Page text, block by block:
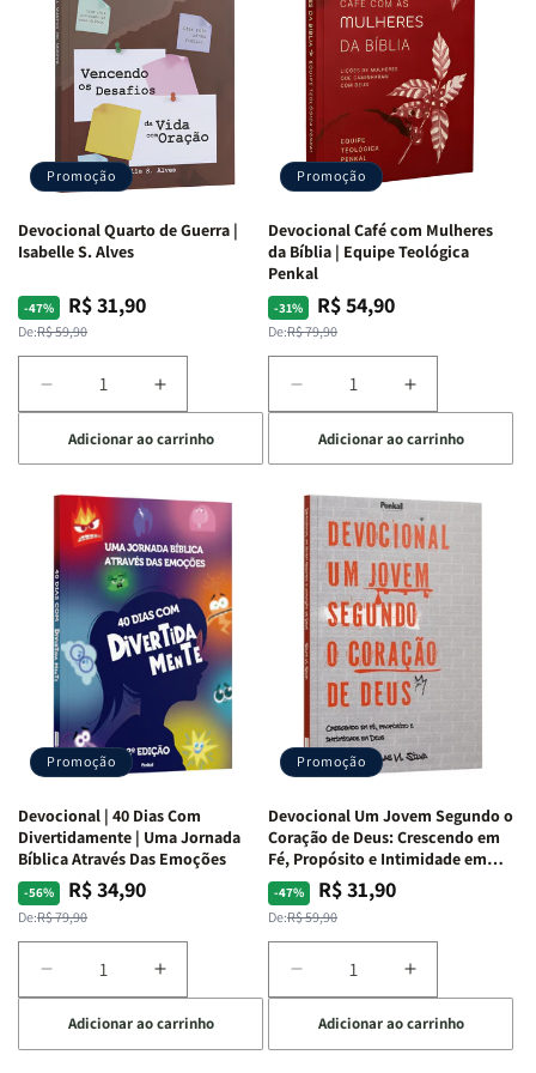
Promoção
Devocional Quarto de Guerra |
Isabelle S. Alves
-47%
Preço
normal
De:R$ 59,90
Preço
promocional
R$ 31,90
Diminuir
a
quantidade
de
Devocional
Quarto
de
Guerra
Isabelle
S.
Alves
Aumentar
a
quantidade
de
Devocional
Quarto
de
Guerra
|
Isabelle
S.
Alves
Adicionar ao carrinho
Promoção
Devocional Café com Mulheres
da Bíblia | Equipe Teológica
Penkal
-31%
Preço
normal
De:R$ 79,90
Preço
promocional
R$ 54,90
Diminuir
a
quantidade
de
Devocional
Café
com
Mulheres
da
Bíblia
Equipe
Teológica
Penkal
Aumentar
a
quantidade
de
Devocional
Café
com
Mulheres
da
Bíblia
|
Equipe
Teológica
Penkal
Adicionar ao carrinho
Promoção
Devocional | 40 Dias Com
Divertidamente | Uma Jornada
Bíblica Através Das Emoções
-56%
Preço
normal
De:R$ 79,90
Preço
promocional
R$ 34,90
Diminuir
a
quantidade
de
Aumentar
a
quantidade
de
Adicionar ao carrinho
Promoção
Devocional Um Jovem Segundo o
Coração de Deus: Crescendo em
Fé, Propósito e Intimidade em
Deus
-47%
Preço
normal
De:R$ 59,90
Preço
promocional
R$ 31,90
Diminuir
a
quantidade
de
Aumentar
a
quantidade
de
Adicionar ao carrinho